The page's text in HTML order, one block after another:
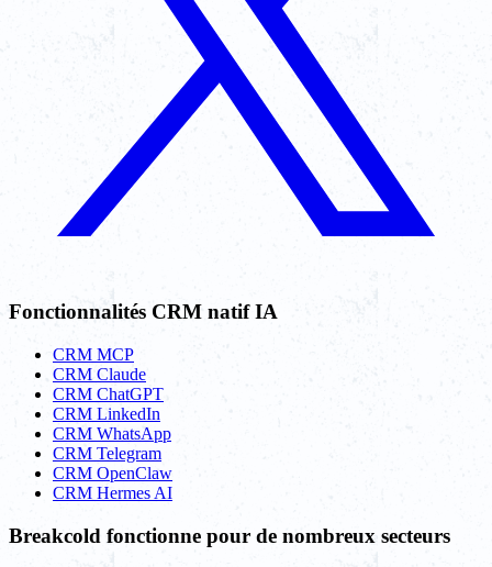
Fonctionnalités CRM natif IA
CRM MCP
CRM Claude
CRM ChatGPT
CRM LinkedIn
CRM WhatsApp
CRM Telegram
CRM OpenClaw
CRM Hermes AI
Breakcold fonctionne pour de nombreux secteurs